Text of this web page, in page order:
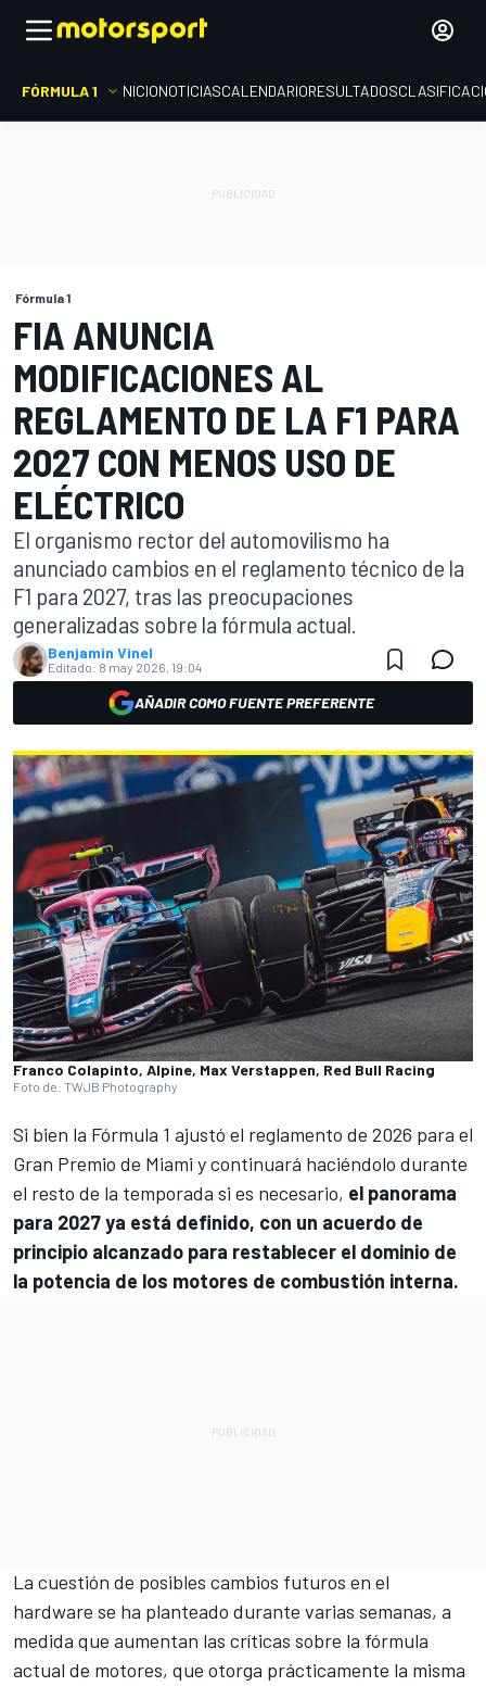
FÓRMULA 1 INICIONOTICIASCALENDARIORESULTADOS
Fórmula 1
FIA ANUNCIA
MODIFICACIONES AL
REGLAMENTO DE LA F1 PARA
2027 CON MENOS USO DE
ELÉCTRICO
El organismo rector del automovilismo ha
anunciado cambios en el reglamento técnico de la
F1 para 2027, tras las preocupaciones
generalizadas sobre la fórmula actual.
Benjamin Vinel
Editado: 8 may 2026, 19:04
AÑADIR COMO FUENTE PREFERENTE
Franco Colapinto, Alpine, Max Verstappen, Red Bull Racing
Foto de: TWJB Photography
Si bien la Fórmula 1 ajustó el reglamento de 2026 para el
Gran Premio de Miami y continuará haciéndolo durante
el resto de la temporada si es necesario, el panorama
para 2027 ya está definido, con un acuerdo de
principio alcanzado para restablecer el dominio de
la potencia de los motores de combustión interna.
La cuestión de posibles cambios futuros en el
hardware se ha planteado durante varias semanas, a
medida que aumentan las críticas sobre la fórmula
actual de motores, que otorga prácticamente la misma